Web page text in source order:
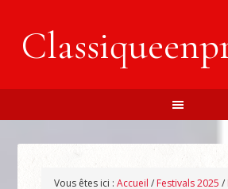
Vous êtes ici :Accueil / Festivals 2025 /